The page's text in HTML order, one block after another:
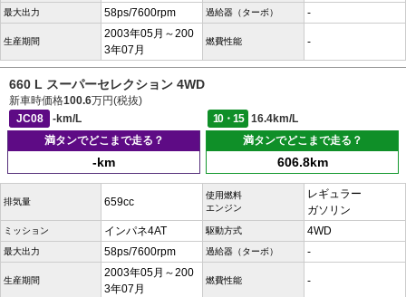
最大出力 58ps/7600rpm 過給器（ターボ） -
生産期間
2003年05月～200
3年07月
燃費性能 -
660 L スーパーセレクション 4WD
新車時価格100.6万円(税抜)
JC08
-km/L 10・15
16.4km/L
満タンでどこまで走る？
-km
満タンでどこまで走る？
606.8km
排気量 659cc
使用燃料
エンジン
レギュラー
ガソリン
ミッション インパネ4AT 駆動方式 4WD
最大出力 58ps/7600rpm 過給器（ターボ） -
生産期間
2003年05月～200
3年07月
燃費性能 -